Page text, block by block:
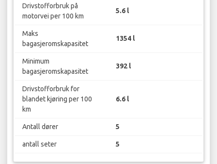
Drivstofforbruk på
motorvei per 100 km
5.6 l
Maks
bagasjeromskapasitet
1354 l
Minimum
bagasjeromskapasitet
392 l
Drivstofforbruk for
blandet kjøring per 100
km
6.6 l
Antall dører 5
antall seter 5